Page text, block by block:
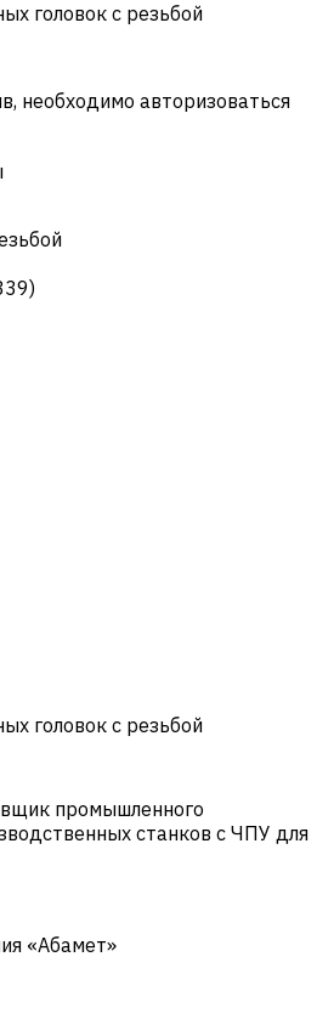
головок с резьбой
необходимо авторизоваться
головок с резьбой
промышленного
станков с ЧПУ для
«Абамет»